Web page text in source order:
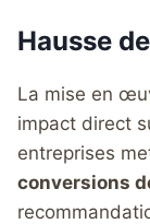
Hausse
La mise en
impact direct
entreprises
conversions